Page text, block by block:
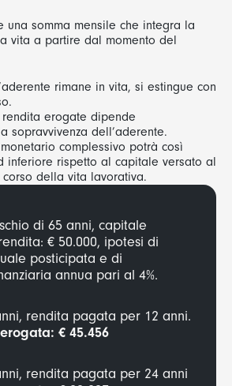
una somma mensile che integra la
vita a partire dal momento del
rimane in vita, si estingue con
erogate dipende
sopravvivenza dell’aderente.
complessivo potrà così
inferiore rispetto al capitale versato al
della vita lavorativa.
di 65 anni, capitale
€ 50.000, ipotesi di
posticipata e di
annua pari al 4%.
rendita pagata per 12 anni.
€ 45.456
rendita pagata per 24 anni